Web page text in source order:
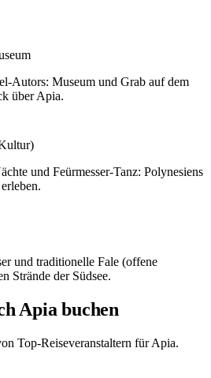
Autors: Museum und Grab auf dem
über Apia.
und Feürmesser-Tanz: Polynesiens
und traditionelle Fale (offene
Strände der Südsee.
Apia buchen
Top-Reiseveranstaltern für Apia.